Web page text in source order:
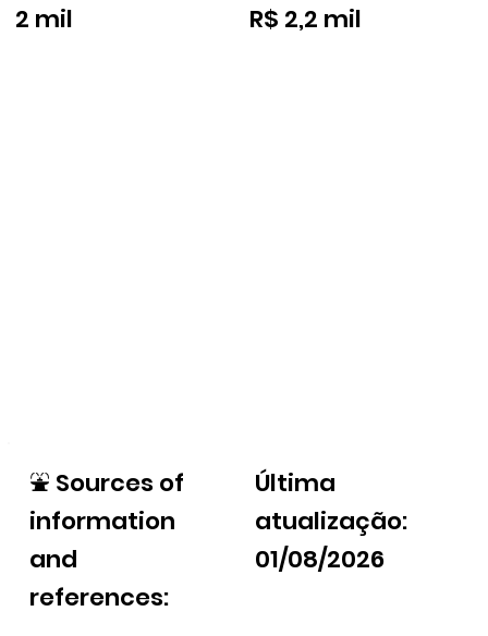
2 mil
R$ 2,2 mil
⛲ Sources of
information
and
references:
Última
atualização:
01/08/2026